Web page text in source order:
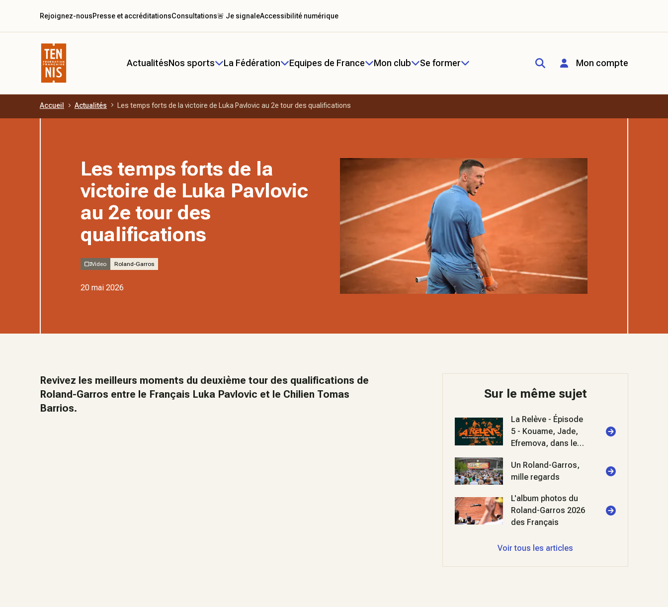
Aller au contenu principal
ActualitésNos sports La Fédération Equipes de France Mon club Se former Mon compte
Rejoignez-nousPresse et accréditationsConsultations🚨 Je signaleAccessibilité numérique
Accueil Actualités Les temps forts de la victoire de Luka Pavlovic au 2e tour des qualifications
Les temps forts de la
victoire de Luka Pavlovic
au 2e tour des
qualifications
Video Roland-Garros
20 mai 2026
Revivez les meilleurs moments du deuxième tour des qualifications de
Roland-Garros entre le Français Luka Pavlovic et le Chilien Tomas
Barrios.
Sur le même sujet
La Relève - Épisode
5 - Kouame, Jade,
Efremova, dans les
Roland-Garros 2026
Un Roland-Garros,
mille regards
L'album photos du
Roland-Garros 2026
des Français
Voir tous les articles